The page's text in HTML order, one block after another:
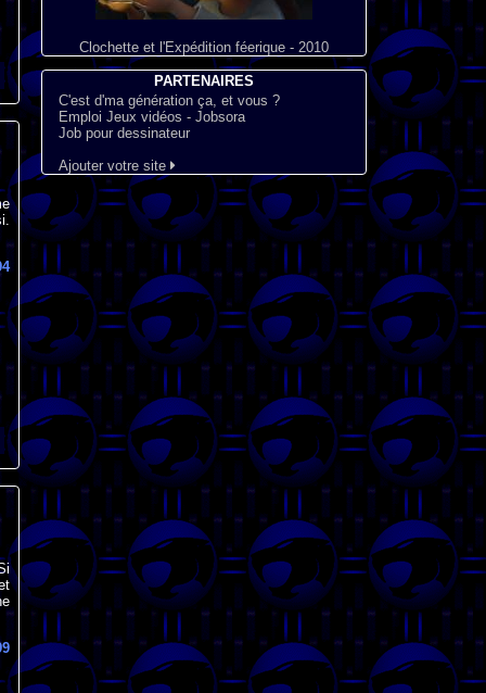
Clochette et l'Expédition féerique - 2010
PARTENAIRES
C'est d'ma génération ça, et vous ?
Emploi Jeux vidéos - Jobsora
Job pour dessinateur
Ajouter votre site